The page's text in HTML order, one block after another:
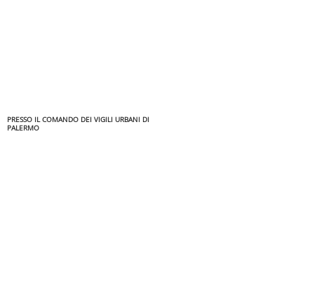
PRESSO IL COMANDO DEI VIGILI URBANI DI
PALERMO